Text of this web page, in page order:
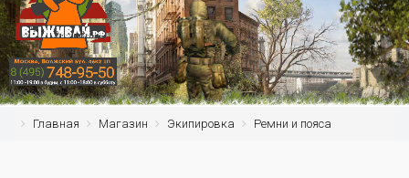
Главная Магазин Экипировка Ремни и пояса